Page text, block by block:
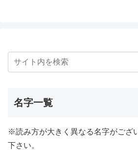
名字一覧
※読み方が大きく異なる名字がござ
下さい。